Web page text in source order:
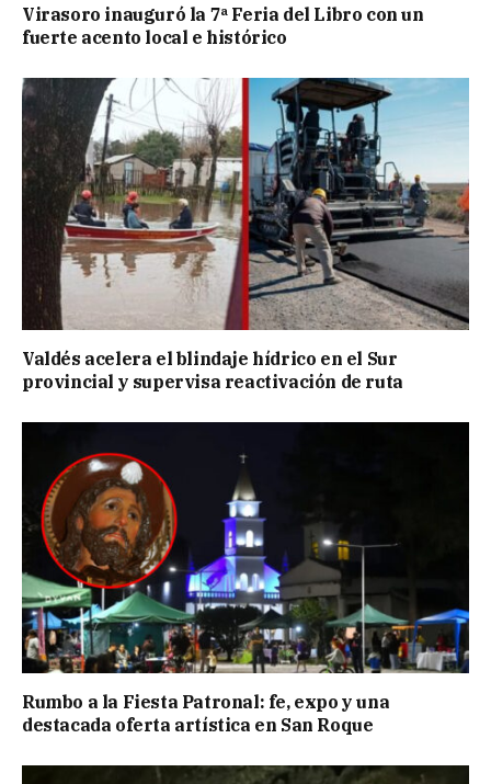
Virasoro inauguró la 7ª Feria del Libro con un
fuerte acento local e histórico
Valdés acelera el blindaje hídrico en el Sur
provincial y supervisa reactivación de ruta
Rumbo a la Fiesta Patronal: fe, expo y una
destacada oferta artística en San Roque